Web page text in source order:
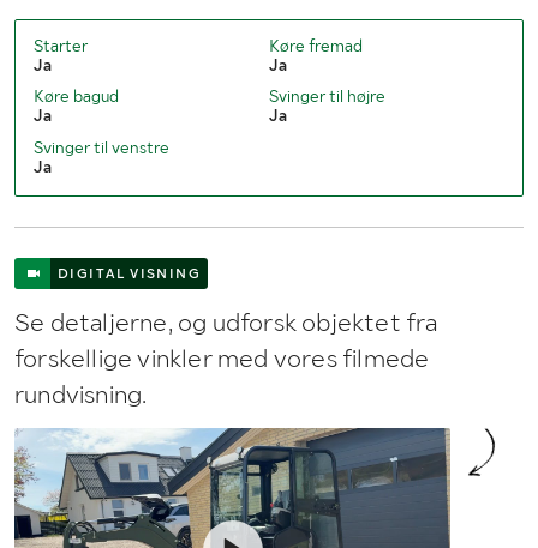
Starter
Ja
Køre fremad
Ja
Køre bagud
Ja
Svinger til højre
Ja
Svinger til venstre
Ja
DIGITAL VISNING
Se detaljerne, og udforsk objektet fra
forskellige vinkler med vores filmede
rundvisning.